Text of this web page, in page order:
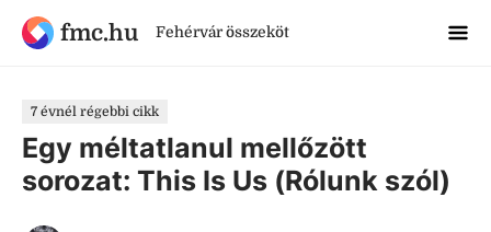
fmc.hu Fehérvár összeköt
7 évnél régebbi cikk
Egy méltatlanul mellőzött
sorozat: This Is Us (Rólunk szól)